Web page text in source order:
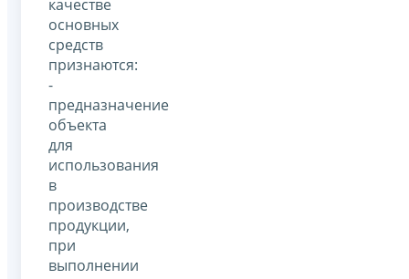
качестве
основных
средств
признаются:
-
предназначение
объекта
для
использования
в
производстве
продукции,
при
выполнении